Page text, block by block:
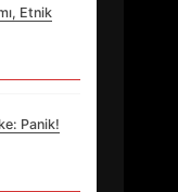
Etnik
Panik!
NE